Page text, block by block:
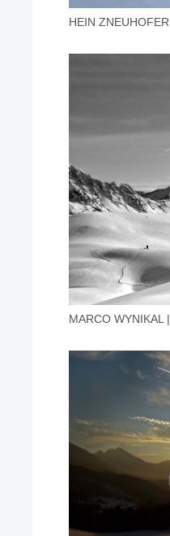
HEIN
MARCO WYNIKAL